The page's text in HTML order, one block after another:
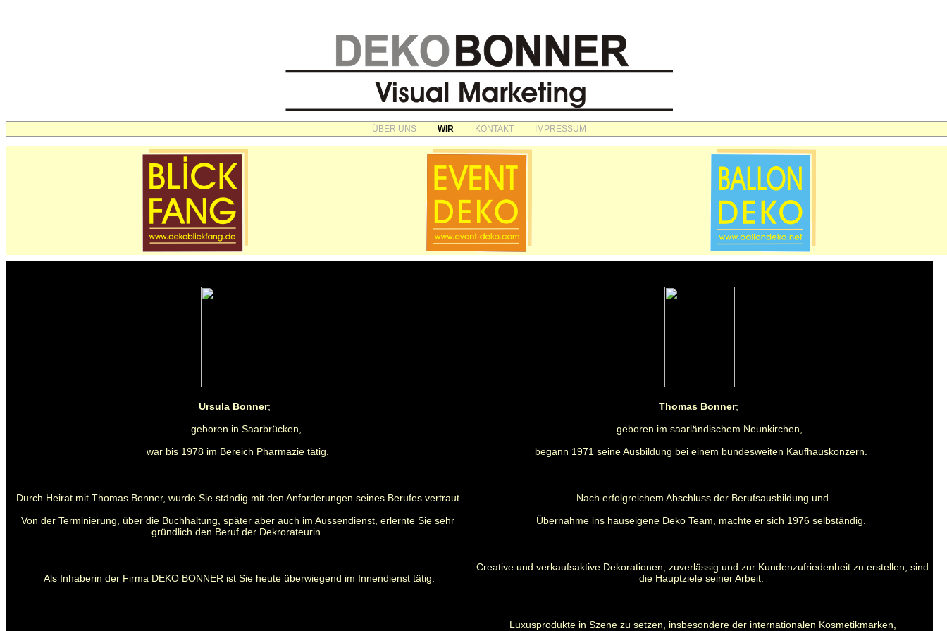
ÜBER UNS WIR KONTAKT IMPRESSUM
Ursula Bonner;
geboren in Saarbrücken,
war bis 1978 im Bereich Pharmazie tätig.
Durch Heirat mit Thomas Bonner, wurde Sie ständig mit den Anforderungen seines Berufes vertraut.
Von der Terminierung, über die Buchhaltung, später aber auch im Aussendienst, erlernte Sie sehr
gründlich den Beruf der Dekrorateurin.
Als Inhaberin der Firma DEKO BONNER ist Sie heute überwiegend im Innendienst tätig.
Thomas Bonner;
geboren im saarländischem Neunkirchen,
begann 1971 seine Ausbildung bei einem bundesweiten Kaufhauskonzern.
Nach erfolgreichem Abschluss der Berufsausbildung und
Übernahme ins hauseigene Deko Team, machte er sich 1976 selbständig.
Creative und verkaufsaktive Dekorationen, zuverlässig und zur Kundenzufriedenheit zu erstellen, sind
die Hauptziele seiner Arbeit.
Luxusprodukte in Szene zu setzen, insbesondere der internationalen Kosmetikmarken,